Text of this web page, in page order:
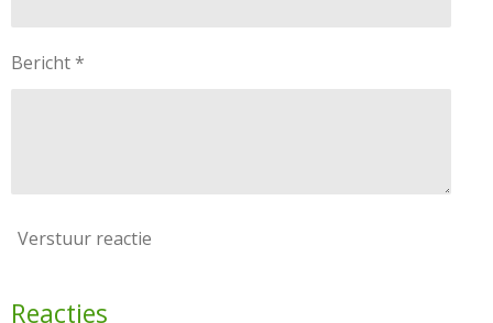
Bericht *
Verstuur reactie
Reacties